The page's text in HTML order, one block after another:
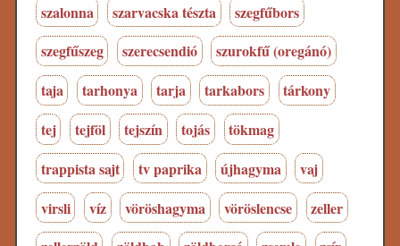
szalonna
szarvacska tészta
szegfűbors
szegfűszeg
szerecsendió
szurokfű (oregánó)
taja
tarhonya tarja tarkabors
tárkony
tej
tejföl tejszín tojás
tökmag
trappista sajt
tv paprika újhagyma
vaj
virsli
víz vöröshagyma vöröslencse
zeller